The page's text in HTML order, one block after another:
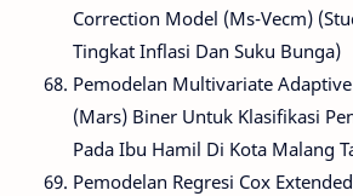
Correction Model (Ms-Vecm)
Tingkat Inflasi Dan Suku Bunga)
Pemodelan Multivariate
(Mars) Biner Untuk Klasifikasi
Pada Ibu Hamil Di Kota Malang
Pemodelan Regresi Cox